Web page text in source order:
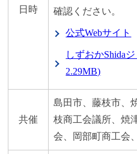
日時
確認ください。
公式Webサイト
しずおかShida
2.29MB)
共催
島田市、藤枝市、
枝商工会議所、焼
会、岡部町商工会